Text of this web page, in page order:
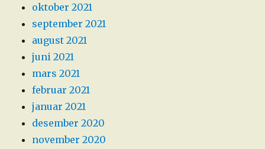
oktober 2021
september 2021
august 2021
juni 2021
mars 2021
februar 2021
januar 2021
desember 2020
november 2020